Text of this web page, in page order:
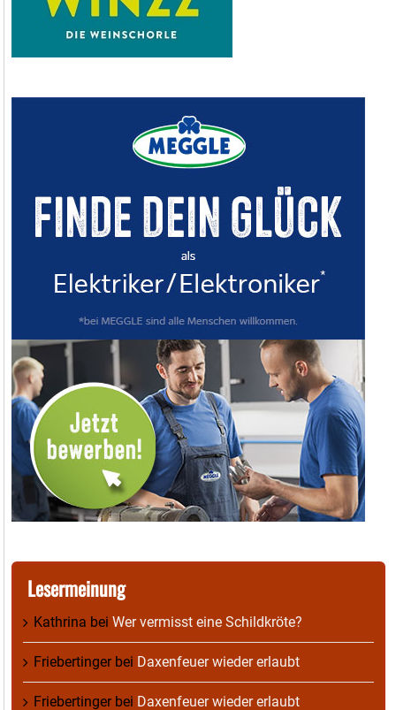
Lesermeinung
Kathrina bei Wer vermisst eine Schildkröte?
Friebertingerbei Daxenfeuer wieder erlaubt
Friebertingerbei Daxenfeuer wieder erlaubt